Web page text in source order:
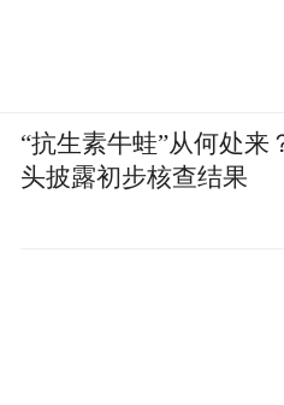
“抗生素牛蛙”从何处来
头披露初步核查结果